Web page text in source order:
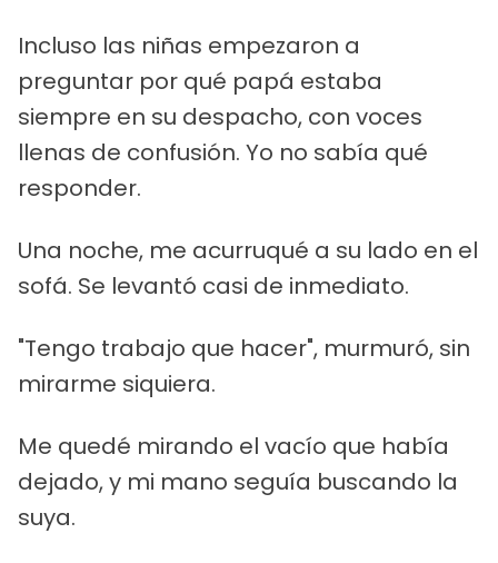
Incluso las niñas empezaron a
preguntar por qué papá estaba
siempre en su despacho, con voces
llenas de confusión. Yo no sabía qué
responder.
Una noche, me acurruqué a su lado en el
sofá. Se levantó casi de inmediato.
"Tengo trabajo que hacer", murmuró, sin
mirarme siquiera.
Me quedé mirando el vacío que había
dejado, y mi mano seguía buscando la
suya.